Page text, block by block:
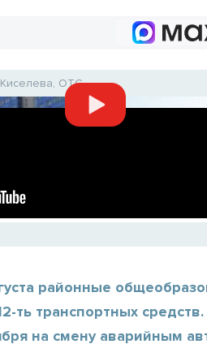
Киселева, ОТС
районные
ть транспортных
на смену аварийным